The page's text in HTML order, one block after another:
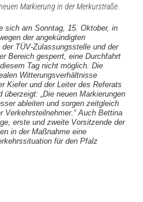
Markierung in der Merkurstraße.
sich am Sonntag, 15. Oktober, in
der angekündigten
TÜV-Zulassungsstelle und der
Bereich gesperrt, eine Durchfahrt
Tag nicht möglich. Die
Witterungsverhältnisse
Kiefer und der Leiter des Referats
„Die neuen Markierungen
ableiten und sorgen zeitgleich
Verkehrsteilnehmer.“ Auch Bettina
erste und zweite Vorsitzende der
in der Maßnahme eine
für den Pfalz